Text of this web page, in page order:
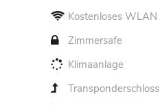
Kostenloses WLAN
Zimmersafe
Klimaanlage
Transponderschloss